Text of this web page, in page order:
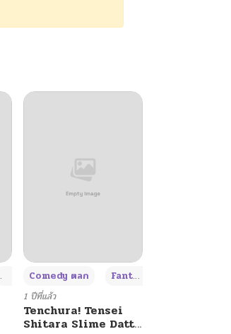
Adult ผู้ใหญ่ +4
Comedy ตลก Fantasy แฟนตาซี
1 ปีที่แล้ว
Tenchura! Tensei
Shitara Slime Datta